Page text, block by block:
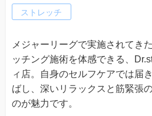
ストレッチ
メジャーリーグで実施されてき
ッチング施術を体感できる、
ィ店。自身のセルフケアでは届
ばし、深いリラックスと筋緊張
のが魅力です。